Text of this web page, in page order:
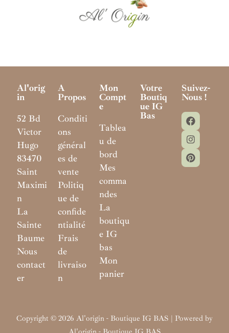
Al'orig
In
52 Bd
Victor
Hugo
83470
Saint
Maximi
n
La
Sainte
Baume
Nous
contact
er
A
Propos
Conditi
ons
général
es de
vente
Politiq
ue de
confide
ntialité
Frais
de
livraiso
n
Mon
Compt
E
Tablea
u de
bord
Mes
comma
ndes
La
boutiqu
e IG
bas
Mon
panier
Votre
Boutiq
Ue IG
Bas
Suivez-
Nous !
Copyright © 2026 Al'origin - Boutique IG BAS | Powered by